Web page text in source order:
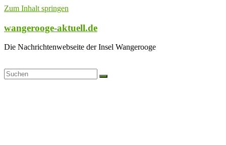
Zum Inhalt springen
wangerooge-aktuell.de
Die Nachrichtenwebseite der Insel Wangerooge